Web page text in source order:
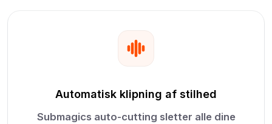
Automatisk klipning af stilhed
Submagics auto-cutting sletter alle dine